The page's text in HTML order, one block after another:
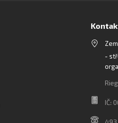
-
IČ: